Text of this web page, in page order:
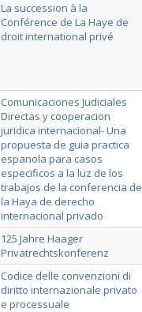
La succession à la
Conférence de La Haye de
droit international privé
Comunicaciones Judiciales
Directas y cooperacion
juridica internacional- Una
propuesta de guia practica
espanola para casos
especificos a la luz de los
trabajos de la conferencia de
la Haya de derecho
internacional privado
125 Jahre Haager
Privatrechtskonferenz
Codice delle convenzioni di
diritto internazionale privato
e processuale